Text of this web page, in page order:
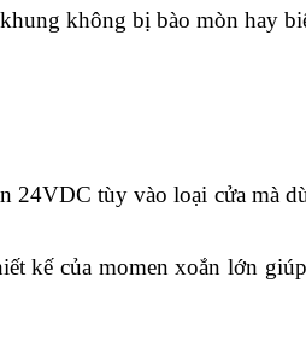
không bị bào mòn hay
24VDC tùy vào loại cửa mà
kế của momen xoắn lớn